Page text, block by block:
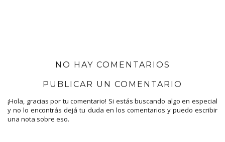
NO HAY COMENTARIOS
PUBLICAR UN COMENTARIO
¡Hola, gracias por tu comentario! Si estás buscando algo en especial
y no lo encontrás dejá tu duda en los comentarios y puedo escribir
una nota sobre eso.